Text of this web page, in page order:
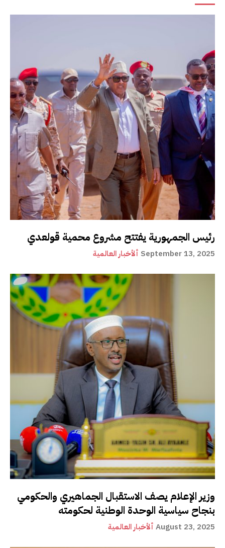
رئيس الجمهورية يفتتح مشروع محمية قولعدي
ألأخبار العالمية September 13, 2025
وزير الإعلام يصف الاستقبال الجماهيري والحكومي
بنجاح سياسية الوحدة الوطنية لحكومته
ألأخبار العالمية August 23, 2025